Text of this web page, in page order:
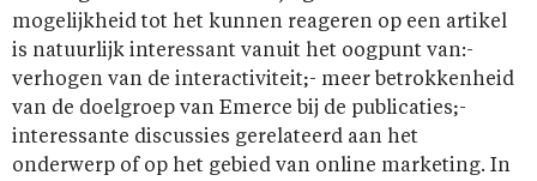
mogelijkheid tot het kunnen reageren op een artikel
is natuurlijk interessant vanuit het oogpunt van:-
verhogen van de interactiviteit;- meer betrokkenheid
van de doelgroep van Emerce bij de publicaties;-
interessante discussies gerelateerd aan het
onderwerp of op het gebied van online marketing. In